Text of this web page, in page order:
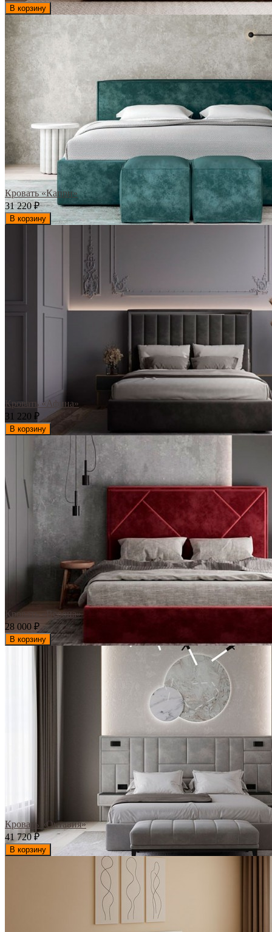
В корзину
Кровать «Капри»
31 220₽
В корзину
Кровать «Афина»
31 220 ₽
В корзину
Кровать «Верона»
28 000 ₽
В корзину
Кровать «Октавия»
41 720₽
В корзину